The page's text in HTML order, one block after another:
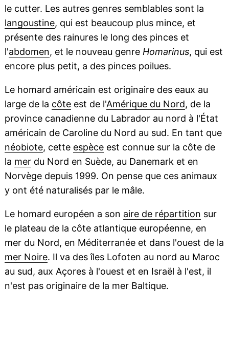
le cutter. Les autres genres semblables sont la
langoustine, qui est beaucoup plus mince, et
présente des rainures le long des pinces et
l'abdomen, et le nouveau genre Homarinus, qui est
encore plus petit, a des pinces poilues.
Le homard américain est originaire des eaux au
large de la côteest de l'Amérique du Nord, de la
province canadienne du Labrador au nord à l'État
américain de Caroline du Nord au sud. En tant que
néobiote, cette espèceest connue sur la côte de
la merdu Nord en Suède, au Danemark et en
Norvège depuis 1999. On pense que ces animaux
y ont été naturalisés par le mâle.
Le homard européen a son aire de répartition sur
le plateau de la côte atlantique européenne, en
mer du Nord, en Méditerranée et dans l'ouest de la
mer Noire. Il va des îles Lofoten au nord au Maroc
au sud, aux Açores à l'ouest et en Israël à l'est, il
n'est pas originaire de la mer Baltique.